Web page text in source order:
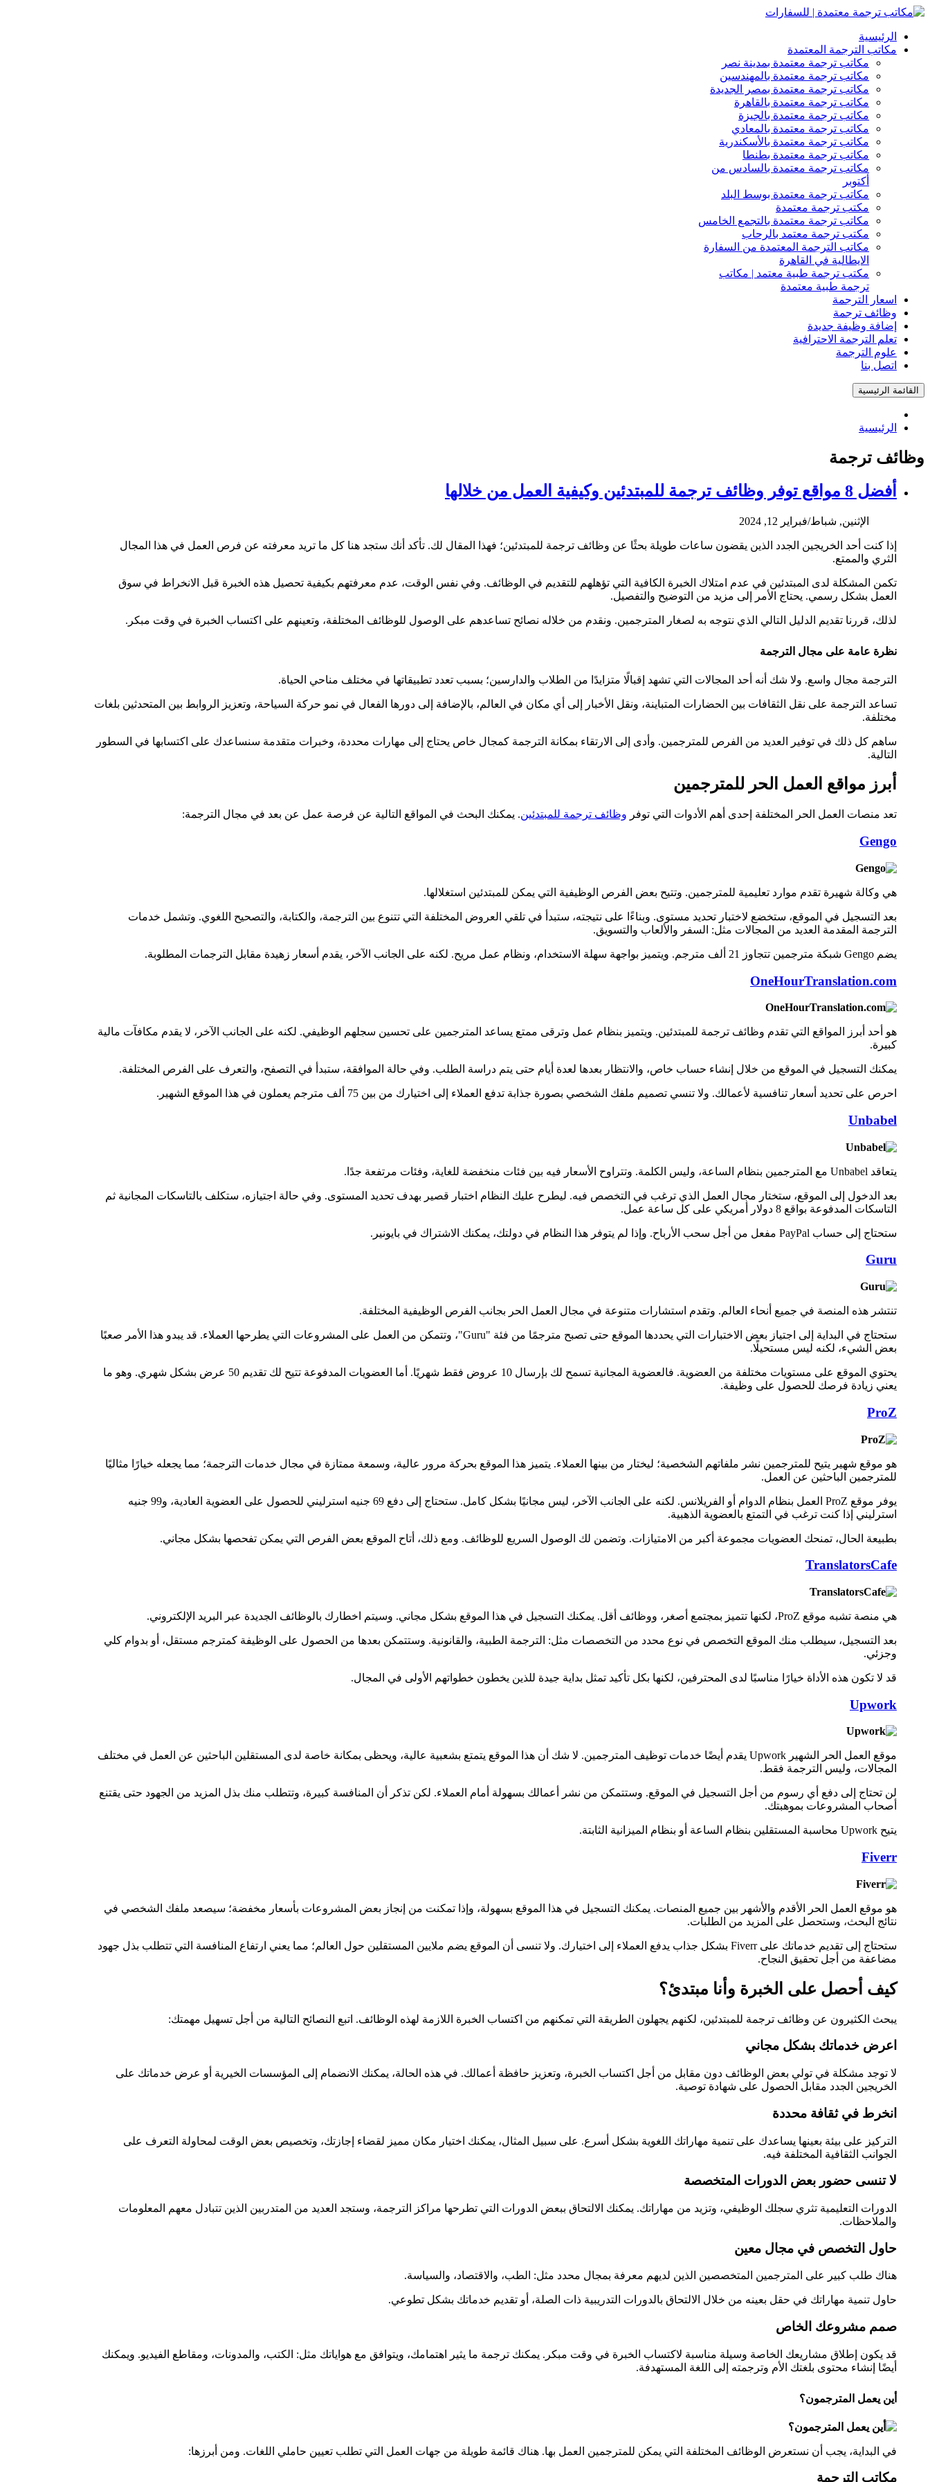
الرئيسية
مكاتب الترجمة المعتمدة
مكاتب ترجمة معتمدة بمدينة نصر
مكاتب ترجمة معتمدة بالمهندسين
مكاتب ترجمة معتمدة بمصر الجديدة
مكاتب ترجمة معتمدة بالقاهرة
مكاتب ترجمة معتمدة بالجيزة
مكاتب ترجمة معتمدة بالمعادي
مكاتب ترجمة معتمدة بالأسكندرية
مكاتب ترجمة معتمدة بطنطا
مكاتب ترجمة معتمدة بالسادس من
أكتوبر
مكاتب ترجمة معتمدة بوسط البلد
مكتب ترجمة معتمدة
مكاتب ترجمة معتمدة بالتجمع الخامس
مكتب ترجمة معتمد بالرحاب
مكاتب الترجمة المعتمدة من السفارة
الايطالية في القاهرة
مكتب ترجمة طبية معتمد | مكاتب
ترجمة طبية معتمدة
اسعار الترجمة
وظائف ترجمة
إضافة وظيفة جديدة
تعلم الترجمة الاحترافية
علوم الترجمة
اتصل بنا
القائمة الرئيسية
الرئيسية
وظائف ترجمة
أفضل 8 مواقع توفر وظائف ترجمة للمبتدئين وكيفية العمل من خلالها
الإثنين, شباط/فبراير 12, 2024
إذا كنت أحد الخريجين الجدد الذين يقضون ساعات طويلة بحثًا عن وظائف ترجمة للمبتدئين؛ فهذا المقال لك. تأكد أنك ستجد هنا كل ما تريد معرفته عن فرص العمل في هذا المجال
الثري والممتع.
تكمن المشكلة لدى المبتدئين في عدم امتلاك الخبرة الكافية التي تؤهلهم للتقديم في الوظائف. وفي نفس الوقت، عدم معرفتهم بكيفية تحصيل هذه الخبرة قبل الانخراط في سوق
العمل بشكل رسمي. يحتاج الأمر إلى مزيد من التوضيح والتفصيل.
لذلك، قررنا تقديم الدليل التالي الذي نتوجه به لصغار المترجمين. ونقدم من خلاله نصائح تساعدهم على الوصول للوظائف المختلفة، وتعينهم على اكتساب الخبرة في وقت مبكر.
نظرة عامة على مجال الترجمة
الترجمة مجال واسع. ولا شك أنه أحد المجالات التي تشهد إقبالًا متزايدًا من الطلاب والدارسين؛ بسبب تعدد تطبيقاتها في مختلف مناحي الحياة.
تساعد الترجمة على نقل الثقافات بين الحضارات المتباينة، ونقل الأخبار إلى أي مكان في العالم، بالإضافة إلى دورها الفعال في نمو حركة السياحة، وتعزيز الروابط بين المتحدثين بلغات
مختلفة.
ساهم كل ذلك في توفير العديد من الفرص للمترجمين. وأدى إلى الارتقاء بمكانة الترجمة كمجال خاص يحتاج إلى مهارات محددة، وخبرات متقدمة سنساعدك على اكتسابها في السطور
التالية.
أبرز مواقع العمل الحر للمترجمين
تعد منصات العمل الحر المختلفة إحدى أهم الأدوات التي توفر وظائف ترجمة للمبتدئين. يمكنك البحث في المواقع التالية عن فرصة عمل عن بعد في مجال الترجمة:
Gengo
هي وكالة شهيرة تقدم موارد تعليمية للمترجمين. وتتيح بعض الفرص الوظيفية التي يمكن للمبتدئين استغلالها.
بعد التسجيل في الموقع، ستخضع لاختبار تحديد مستوى. وبناءًا على نتيجته، ستبدأ في تلقي العروض المختلفة التي تتنوع بين الترجمة، والكتابة، والتصحيح اللغوي. وتشمل خدمات
الترجمة المقدمة العديد من المجالات مثل: السفر والألعاب والتسويق.
يضم Gengo شبكة مترجمين تتجاوز 21 ألف مترجم. ويتميز بواجهة سهلة الاستخدام، ونظام عمل مريح. لكنه على الجانب الآخر، يقدم أسعار زهيدة مقابل الترجمات المطلوبة.
OneHourTranslation.com
هو أحد أبرز المواقع التي تقدم وظائف ترجمة للمبتدئين. ويتميز بنظام عمل وترقى ممتع يساعد المترجمين على تحسين سجلهم الوظيفي. لكنه على الجانب الآخر، لا يقدم مكافآت مالية
كبيرة.
يمكنك التسجيل في الموقع من خلال إنشاء حساب خاص، والانتظار بعدها لعدة أيام حتى يتم دراسة الطلب. وفي حالة الموافقة، ستبدأ في التصفح، والتعرف على الفرص المختلفة.
احرص على تحديد أسعار تنافسية لأعمالك. ولا تنسي تصميم ملفك الشخصي بصورة جذابة تدفع العملاء إلى اختيارك من بين 75 ألف مترجم يعملون في هذا الموقع الشهير.
Unbabel
يتعاقد Unbabel مع المترجمين بنظام الساعة، وليس الكلمة. وتتراوح الأسعار فيه بين فئات منخفضة للغاية، وفئات مرتفعة جدًا.
بعد الدخول إلى الموقع، ستختار مجال العمل الذي ترغب في التخصص فيه. ليطرح عليك النظام اختبار قصير بهدف تحديد المستوى. وفي حالة اجتيازه، ستكلف بالتاسكات المجانية ثم
التاسكات المدفوعة بواقع 8 دولار أمريكي على كل ساعة عمل.
ستحتاج إلى حساب PayPal مفعل من أجل سحب الأرباح. وإذا لم يتوفر هذا النظام في دولتك، يمكنك الاشتراك في بايونير.
Guru
تنتشر هذه المنصة في جميع أنحاء العالم. وتقدم استشارات متنوعة في مجال العمل الحر بجانب الفرص الوظيفية المختلفة.
ستحتاج في البداية إلى اجتياز بعض الاختبارات التي يحددها الموقع حتى تصبح مترجمًا من فئة "Guru"، وتتمكن من العمل على المشروعات التي يطرحها العملاء. قد يبدو هذا الأمر صعبًا
بعض الشيء، لكنه ليس مستحيلًا.
يحتوي الموقع على مستويات مختلفة من العضوية. فالعضوية المجانية تسمح لك بإرسال 10 عروض فقط شهريًا. أما العضويات المدفوعة تتيح لك تقديم 50 عرض بشكل شهري. وهو ما
يعني زيادة فرصك للحصول على وظيفة.
ProZ
هو موقع شهير يتيح للمترجمين نشر ملفاتهم الشخصية؛ ليختار من بينها العملاء. يتميز هذا الموقع بحركة مرور عالية، وسمعة ممتازة في مجال خدمات الترجمة؛ مما يجعله خيارًا مثاليًا
للمترجمين الباحثين عن العمل.
يوفر موقع ProZ العمل بنظام الدوام أو الفريلانس. لكنه على الجانب الآخر، ليس مجانيًا بشكل كامل. ستحتاج إلى دفع 69 جنيه استرليني للحصول على العضوية العادية، و99 جنيه
استرليني إذا كنت ترغب في التمتع بالعضوية الذهبية.
بطبيعة الحال، تمنحك العضويات مجموعة أكبر من الامتيازات. وتضمن لك الوصول السريع للوظائف. ومع ذلك، أتاح الموقع بعض الفرص التي يمكن تفحصها بشكل مجاني.
TranslatorsCafe
هي منصة تشبه موقع ProZ، لكنها تتميز بمجتمع أصغر، ووظائف أقل. يمكنك التسجيل في هذا الموقع بشكل مجاني. وسيتم اخطارك بالوظائف الجديدة عبر البريد الإلكتروني.
بعد التسجيل، سيطلب منك الموقع التخصص في نوع محدد من التخصصات مثل: الترجمة الطبية، والقانونية. وستتمكن بعدها من الحصول على الوظيفة كمترجم مستقل، أو بدوام كلي
وجزئي.
قد لا تكون هذه الأداة خيارًا مناسبًا لدى المحترفين، لكنها بكل تأكيد تمثل بداية جيدة للذين يخطون خطواتهم الأولى في المجال.
Upwork
موقع العمل الحر الشهير Upwork يقدم أيضًا خدمات توظيف المترجمين. لا شك أن هذا الموقع يتمتع بشعبية عالية، ويحظى بمكانة خاصة لدى المستقلين الباحثين عن العمل في مختلف
المجالات، وليس الترجمة فقط.
لن تحتاج إلى دفع أي رسوم من أجل التسجيل في الموقع. وستتمكن من نشر أعمالك بسهولة أمام العملاء. لكن تذكر أن المنافسة كبيرة، وتتطلب منك بذل المزيد من الجهود حتى يقتنع
أصحاب المشروعات بموهبتك.
يتيح Upwork محاسبة المستقلين بنظام الساعة أو بنظام الميزانية الثابتة.
Fiverr
هو موقع العمل الحر الأقدم والأشهر بين جميع المنصات. يمكنك التسجيل في هذا الموقع بسهولة، وإذا تمكنت من إنجاز بعض المشروعات بأسعار مخفضة؛ سيصعد ملفك الشخصي في
نتائج البحث، وستحصل على المزيد من الطلبات.
ستحتاج إلى تقديم خدماتك على Fiverr بشكل جذاب يدفع العملاء إلى اختيارك. ولا تنسى أن الموقع يضم ملايين المستقلين حول العالم؛ مما يعني ارتفاع المنافسة التي تتطلب بذل جهود
مضاعفة من أجل تحقيق النجاح.
كيف أحصل على الخبرة وأنا مبتدئ؟
يبحث الكثيرون عن وظائف ترجمة للمبتدئين، لكنهم يجهلون الطريقة التي تمكنهم من اكتساب الخبرة اللازمة لهذه الوظائف. اتبع النصائح التالية من أجل تسهيل مهمتك:
اعرض خدماتك بشكل مجاني
لا توجد مشكلة في تولي بعض الوظائف دون مقابل من أجل اكتساب الخبرة، وتعزيز حافظة أعمالك. في هذه الحالة، يمكنك الانضمام إلى المؤسسات الخيرية أو عرض خدماتك على
الخريجين الجدد مقابل الحصول على شهادة توصية.
انخرط في ثقافة محددة
التركيز على بيئة بعينها يساعدك على تنمية مهاراتك اللغوية بشكل أسرع. على سبيل المثال، يمكنك اختيار مكان مميز لقضاء إجازتك، وتخصيص بعض الوقت لمحاولة التعرف على
الجوانب الثقافية المختلفة فيه.
لا تنسى حضور بعض الدورات المتخصصة
الدورات التعليمية تثري سجلك الوظيفي، وتزيد من مهاراتك. يمكنك الالتحاق ببعض الدورات التي تطرحها مراكز الترجمة، وستجد العديد من المتدربين الذين تتبادل معهم المعلومات
والملاحظات.
حاول التخصص في مجال معين
هناك طلب كبير على المترجمين المتخصصين الذين لديهم معرفة بمجال محدد مثل: الطب، والاقتصاد، والسياسة.
حاول تنمية مهاراتك في حقل بعينه من خلال الالتحاق بالدورات التدريبية ذات الصلة، أو تقديم خدماتك بشكل تطوعي.
صمم مشروعك الخاص
قد يكون إطلاق مشاريعك الخاصة وسيلة مناسبة لاكتساب الخبرة في وقت مبكر. يمكنك ترجمة ما يثير اهتمامك، ويتوافق مع هواياتك مثل: الكتب، والمدونات، ومقاطع الفيديو. ويمكنك
أيضًا إنشاء محتوى بلغتك الأم وترجمته إلى اللغة المستهدفة.
أين يعمل المترجمون؟
في البداية، يجب أن نستعرض الوظائف المختلفة التي يمكن للمترجمين العمل بها. هناك قائمة طويلة من جهات العمل التي تطلب تعيين حاملي اللغات. ومن أبرزها:
مكاتب الترجمة